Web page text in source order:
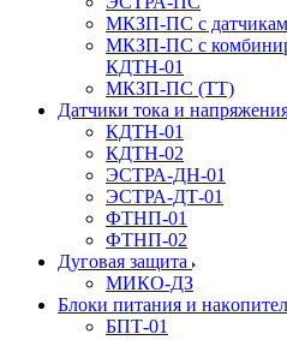
МКЗП-ПС с
МКЗП-ПС с
КДТН-01
МКЗП-ПС (ТТ)
Датчики тока и
КДТН-01
КДТН-02
ЭСТРА-ДН-01
ЭСТРА-ДТ-01
ФТНП-01
ФТНП-02
Дуговая защита
МИКО-ДЗ
Блоĸи питания и
БПТ-01